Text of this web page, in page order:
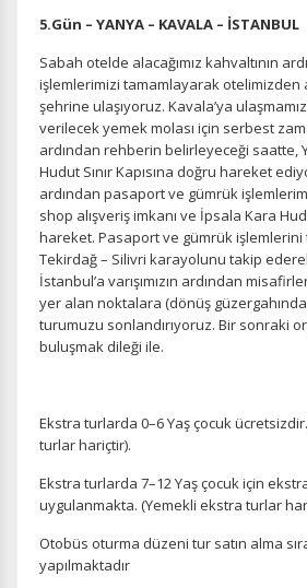
gizlilik koşullarınıinceleyebilirsiniz.
Zorunlu Çerezler HER ZAMAN AKTIF
Oturum yönetimi, güvenlik ve temel
gereklidir. Bu çerezler olmadan site
devre dışı bırakılamaz.
İstatistik Çerezleri
Ziyaretçilerin siteyi nasıl kullandığını
ölçeriz. Hangi sayfaların popüler
Pazarlama Çerezleri
Size ve ilgi alanlarınıza uygun
kullanılır. Kapatırsanız reklamları
edersiniz, ancak daha az alakalı
5.Gün – YANYA – KAVALA – İSTANBUL
Sabah otelde alacağımız kahvaltının
işlemlerimizi tamamlayarak otelimizden
şehrine ulaşıyoruz. Kavala’ya
verilecek yemek molası için serbest
ardından rehberin belirleyeceği saatte,
Hudut Sınır Kapısına doğru hareket
ardından pasaport ve gümrük
shop alışveriş imkanı ve İpsala Kara
hareket. Pasaport ve gümrük işlemlerini
Tekirdağ – Silivri karayolunu takip
İstanbul’a varışımızın ardından
yer alan noktalara (dönüş
turumuzu sonlandırıyoruz. Bir sonraki
buluşmak dileği ile.
Ekstra turlarda 0–6 Yaş çocuk
turlar hariçtir).
Ekstra turlarda 7–12 Yaş çocuk için
uygulanmakta. (Yemekli ekstra turlar
Otobüs oturma düzeni tur satın alma
yapılmaktadır